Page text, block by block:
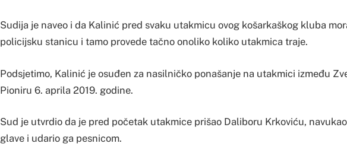
Sudija je naveo i da Kalinić pred svaku utakmicu ovog košarkaškog kluba
policijsku stanicu i tamo provede tačno onoliko koliko utakmica traje.
Podsjetimo, Kalinić je osuđen za nasilničko ponašanje na utakmici između
Pioniru 6. aprila 2019. godine.
Sud je utvrdio da je pred početak utakmice prišao Daliboru Krkoviću,
glave i udario ga pesnicom.